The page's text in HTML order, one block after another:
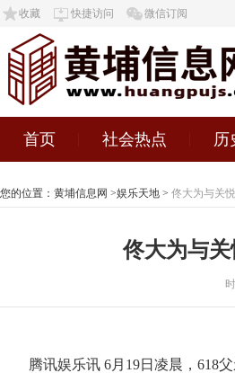
收藏 快捷访问 微信订阅
首页 社会热点 历
您的位置： 黄埔信息网 >娱乐天地 > 佟大为与关
佟大为与
腾讯娱乐讯 6月19日凌晨，618